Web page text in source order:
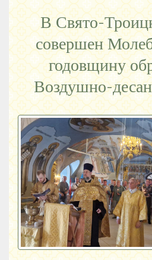
В Свято-
совершен
годовщину
Воздушно-